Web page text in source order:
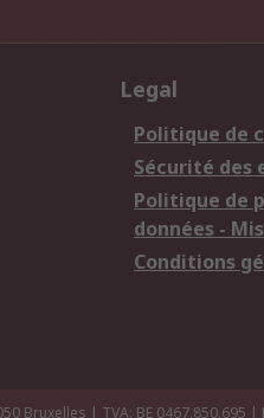
Legal
Politique de
Sécurité des
Politique de
données -
Conditions
Bruxelles | TVA: BE 0467.850.695 |